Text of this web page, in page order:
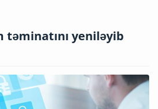
təminatını yeniləyib